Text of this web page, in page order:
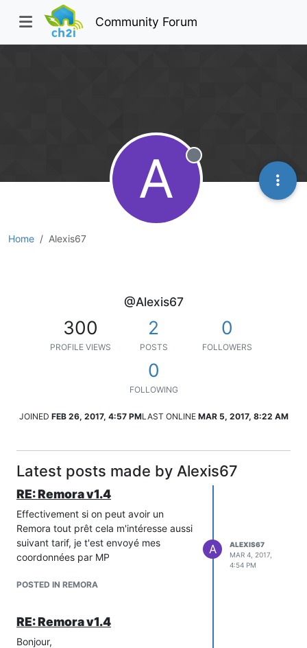
Community Forum
Home Alexis67
A Offline
@Alexis67
300
PROFILE VIEWS
2
POSTS
0
FOLLOWERS
0
FOLLOWING
JOINED FEB 26, 2017, 4:57 PMLAST ONLINE MAR 5, 2017, 8:22 AM
Latest posts made by Alexis67
RE: Remora v1.4
Effectivement si on peut avoir un
Remora tout prêt cela m'intéresse aussi
suivant tarif, je t'est envoyé mes
coordonnées par MP
POSTED IN REMORA
A
ALEXIS67
MAR 4, 2017,
4:54 PM
RE: Remora v1.4
Bonjour,